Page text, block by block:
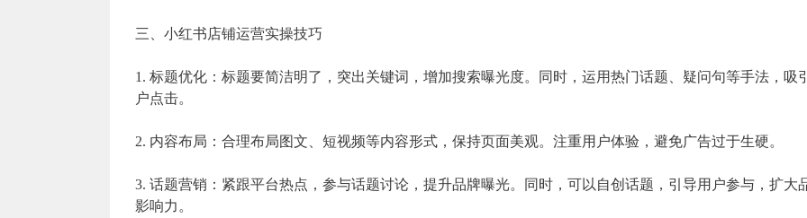
三、小红书店铺运营实操技巧
1. 标题优化：标题要简洁明了，突出关键词，增加搜索曝光度。同时，运用热门话题、疑问句等手法，吸
户点击。
2. 内容布局：合理布局图文、短视频等内容形式，保持页面美观。注重用户体验，避免广告过于生硬。
3. 话题营销：紧跟平台热点，参与话题讨论，提升品牌曝光。同时，可以自创话题，引导用户参与，扩大
影响力。